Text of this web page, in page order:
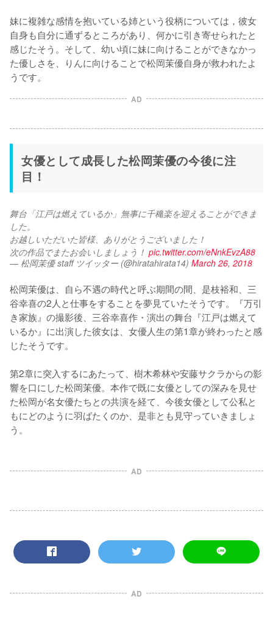
妹に複雑な感情を抱いている姉という役柄については，彼女
自身も自分に通ずるところがあり、何かに引き寄せられたと
感じたそう。そして、幼い頃に妹に向けることができなかっ
た優しさを、りんに向けることで松岡茉優自身が救われたよ
うです。
AD
女優として成長した松岡茉優の今後に注
目！
舞台「江戸は燃えているか」無事に千穐楽を迎えることができま
した。
お越しいただいた皆様、ありがとうございました！
次の作品でまたお会いしましょう！ pic.twitter.com/eNnkEvzA88
— 松岡茉優 staff ツイッター (@hiratahirata14) March 26, 2018
松岡茉優は、自ら不遇の時代と呼ぶ期間の間、是枝裕和、三
谷幸喜の2人と仕事をすることを夢見ていたそうです。『万引
き家族』の撮影後、三谷幸喜作・演出の舞台『江戸は燃えて
いるか』に出演した彼女は、女優人生の第1章が終わったと感
じたそうです。
第2章に突入するにあたって、樹木希林や安藤サクラからの影
響を口にした松岡茉優。本作で既に女優としての深みを見せ
た松岡が名女優たちとの共演を経て、今後女優として公私と
もにどのように羽ばたくのか、是非とも見守っていきましょ
う。
AD
AD